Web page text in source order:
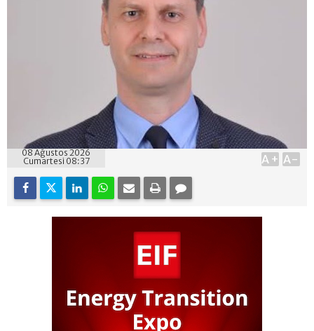
08 Ağustos 2026
Cumartesi 08:37
A+ A-